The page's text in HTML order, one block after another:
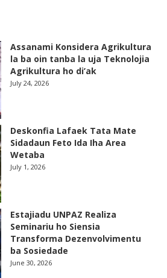
Assanami Konsidera Agrikultura
la ba oin tanba la uja Teknolojia
Agrikultura ho di’ak
July 24, 2026
Deskonfia Lafaek Tata Mate
Sidadaun Feto Ida Iha Area
Wetaba
July 1, 2026
Estajiadu UNPAZ Realiza
Seminariu ho Siensia
Transforma Dezenvolvimentu
ba Sosiedade
June 30, 2026